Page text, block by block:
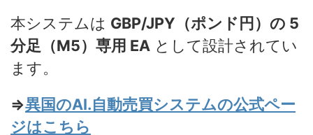
本システムは GBP/JPY（ポンド円）の 5
分足（M5）専用 EA として設計されてい
ます。
⇒異国のAI.自動売買システムの公式ペー
ジはこちら